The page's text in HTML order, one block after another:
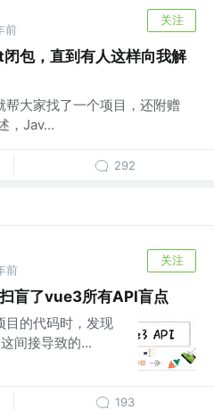
前
关注
包，直到有人这样向我解
大家找了一个项目，还附赠
，Jav...
292
前
关注
盲了vue3所有API盲点
目的代码时，发现
间接导致的...
193